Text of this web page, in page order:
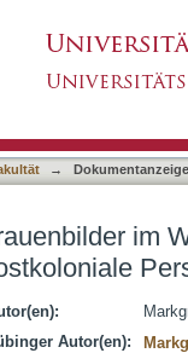
→ Dokumentanzeige
im
Autor(en):